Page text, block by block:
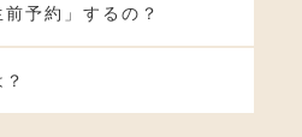
予約」するの？